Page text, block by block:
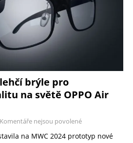
brýle pro
na světě OPPO Air
Komentáře nejsou povolené
na MWC 2024 prototyp nové